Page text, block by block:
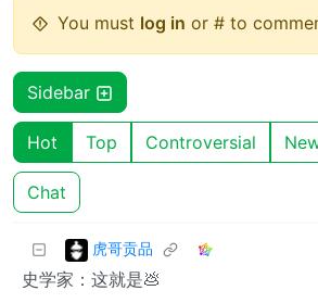
You must log in or # to
Sidebar
Hot Top Controversial
Chat
虎哥贡品
史学家：这就是💩